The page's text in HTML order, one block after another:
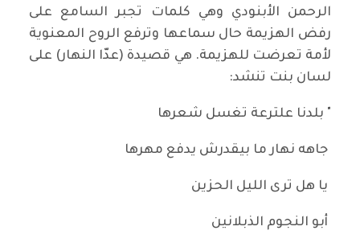
الرحمن الأبنودي وهي كلمات تجبر السامع على
رفض الهزيمة حال سماعها وترفع الروح المعنوية
لأمة تعرضت للهزيمة. هي قصيدة (عدّا النهار) على
لسان بنت تنشد:
" بلدنا علترعة تغسل شعرها
جاهه نهار ما بيقدرش يدفع مهرها
يا هل ترى الليل الحزين
أبو النجوم الذبلانين